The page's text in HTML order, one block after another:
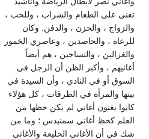
تغنى على الطعام والشراب ، وللحب ،
والزواج ، والحزن ، والدفن. وكان
للرعاة ، والحاصدين ، وعاصري الخمور
والغزالين ، والنساجين ، هم أيضاً
أغانيهم ، وأكبر الظن أن الرجل في
السوق أو في النادي ، وأن السيدة في
بيتها والمرأة في الطرقات ، كل هؤلاء
كانوا يغنون أغاني لم يكن حظها من
العلم كحظ أغاني سمنيدس ؛ وما من
شك في أن الأغاني الخليعة والأغاني